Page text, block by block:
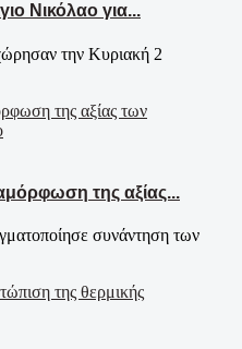
Νικόλαο για...
την Κυριακή 2
της αξίας...
συνάντηση των